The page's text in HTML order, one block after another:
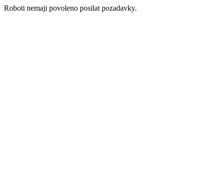
Roboti nemaji povoleno posilat pozadavky.